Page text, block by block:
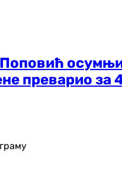
преварио за